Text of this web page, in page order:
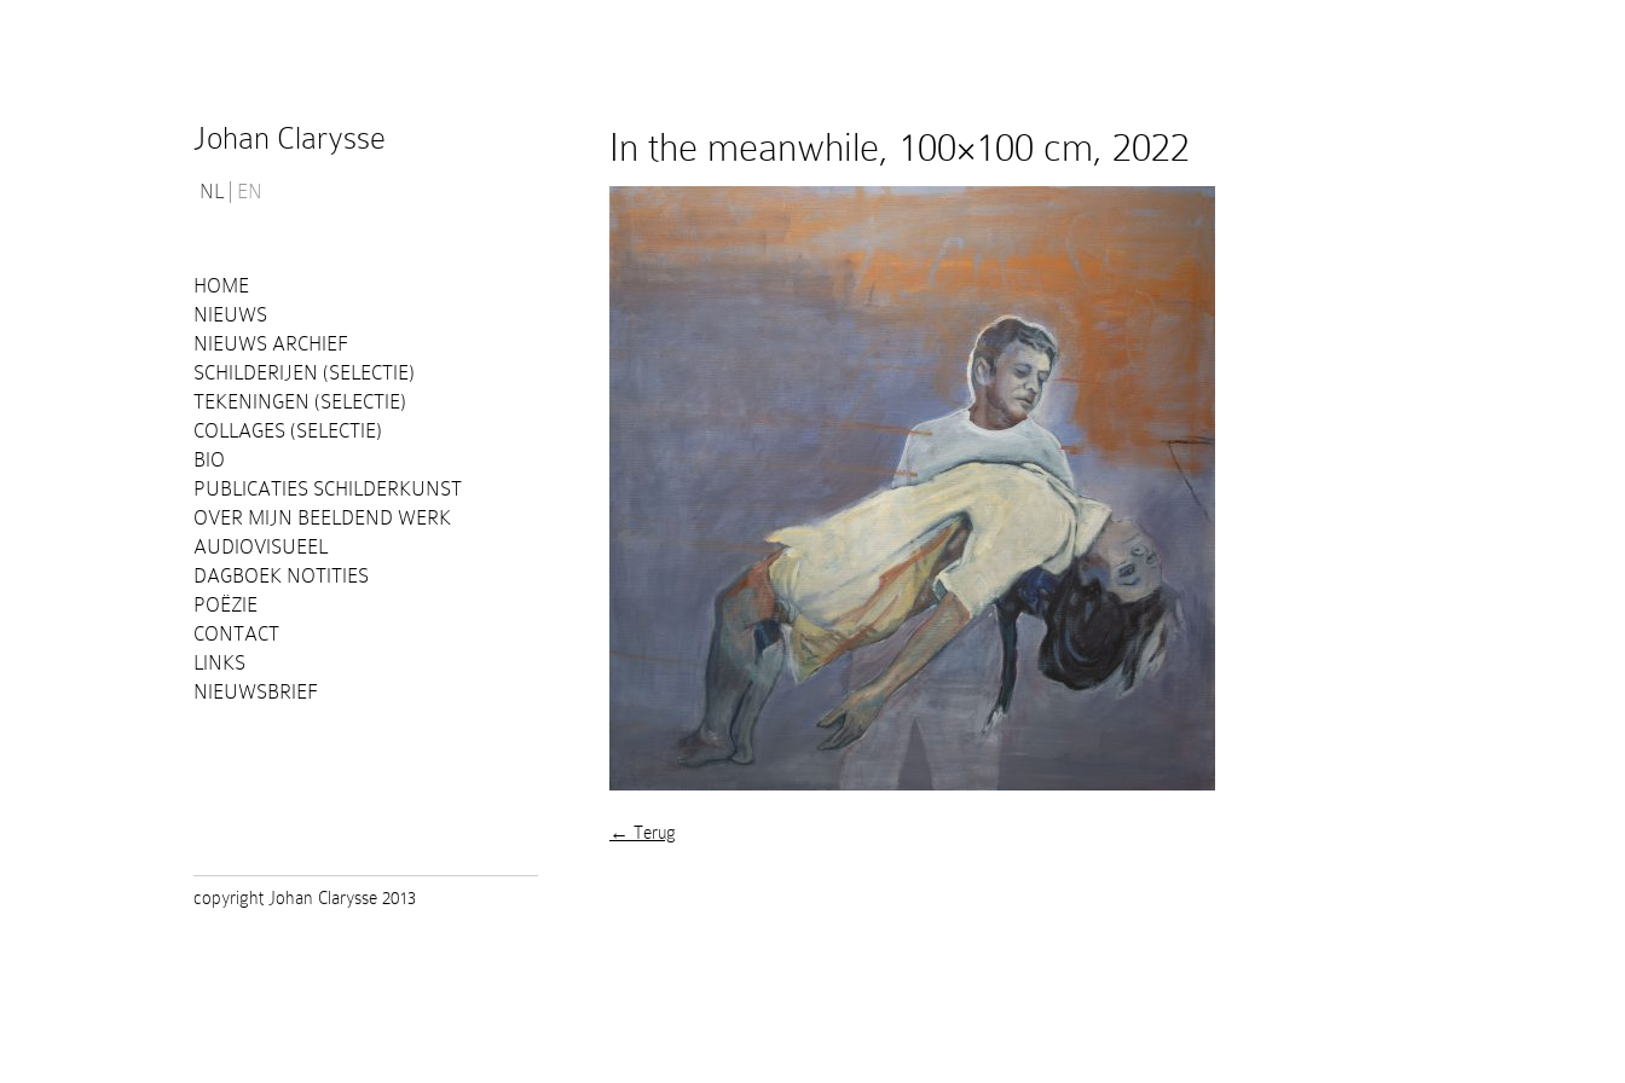
Johan Clarysse
NL EN
HOME
NIEUWS
NIEUWS ARCHIEF
SCHILDERIJEN (SELECTIE)
TEKENINGEN (SELECTIE)
COLLAGES (SELECTIE)
BIO
PUBLICATIES SCHILDERKUNST
OVER MIJN BEELDEND WERK
AUDIOVISUEEL
DAGBOEK NOTITIES
POËZIE
CONTACT
LINKS
NIEUWSBRIEF
In the meanwhile, 100×100 cm, 2022
← Terug
copyright Johan Clarysse 2013